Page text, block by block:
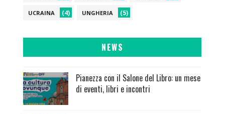
UCRAINA (4) UNGHERIA (5)
NEWS
Pianezza con il Salone del Libro: un mese
di eventi, libri e incontri